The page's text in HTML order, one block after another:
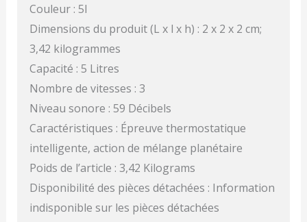
Couleur : 5l
Dimensions du produit (L x l x h) : 2 x 2 x 2 cm;
3,42 kilogrammes
Capacité : 5 Litres
Nombre de vitesses : 3
Niveau sonore : 59 Décibels
Caractéristiques : Épreuve thermostatique
intelligente, action de mélange planétaire
Poids de l’article : 3,42 Kilograms
Disponibilité des pièces détachées : Information
indisponible sur les pièces détachées